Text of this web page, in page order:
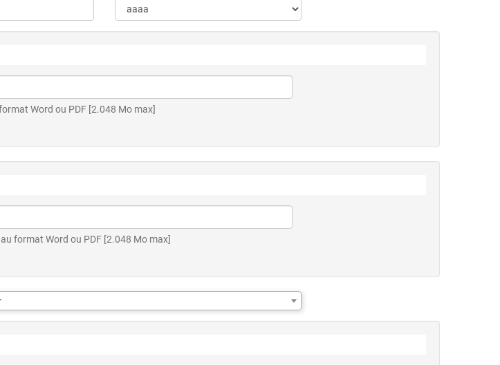
Word ou PDF [2.048 Mo max]
format Word ou PDF [2.048 Mo max]